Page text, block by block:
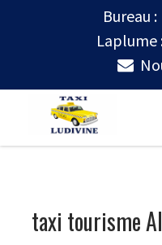
Bureau :
Laplume
taxi tourisme